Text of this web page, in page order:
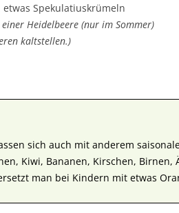
Spekulatiuskrümeln
Heidelbeere (nur im Sommer)
kaltstellen.)
sich auch mit anderem
Kiwi, Bananen, Kirschen, Birnen,
man bei Kindern mit etwas